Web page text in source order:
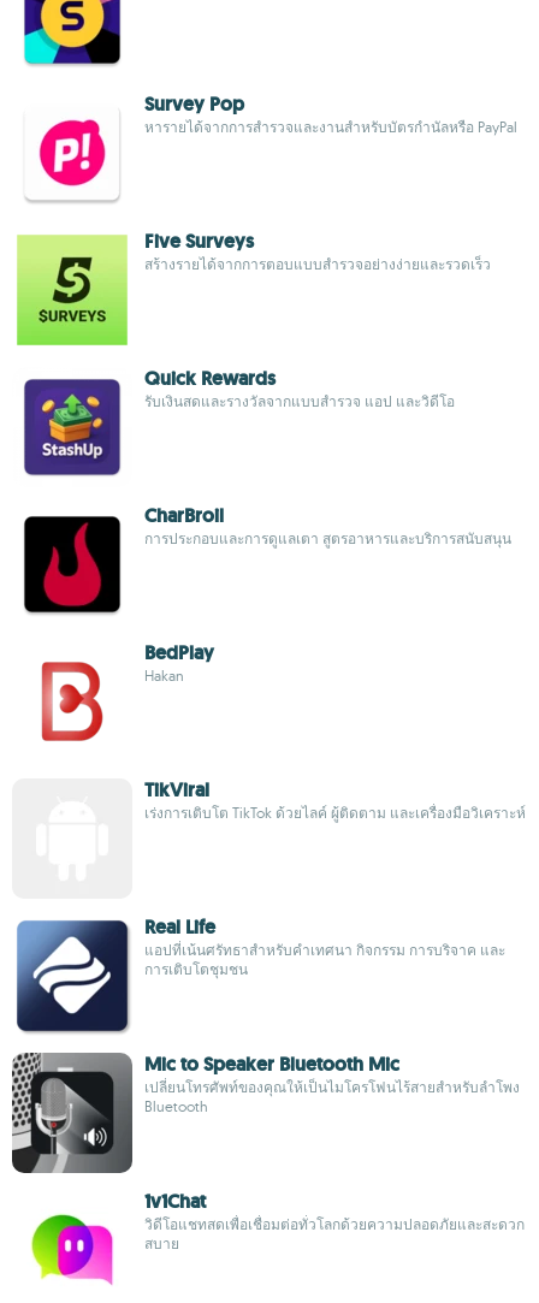
Survey Pop
หารายได้จากการสำรวจและงานสำหรับบัตรกำนัลหรือ PayPal
Five Surveys
สร้างรายได้จากการตอบแบบสำรวจอย่างง่ายและรวดเร็ว
Quick Rewards
รับเงินสดและรางวัลจากแบบสำรวจ แอป และวิดีโอ
CharBroil
การประกอบและการดูแลเตา สูตรอาหารและบริการสนับสนุน
BedPlay
Hakan
TikViral
เร่งการเติบโต TikTok ด้วยไลค์ ผู้ติดตาม และเครื่องมือวิเคราะห์
Real Life
แอปที่เน้นศรัทธาสำหรับคำเทศนา กิจกรรม การบริจาค และ
การเติบโตชุมชน
Mic to Speaker Bluetooth Mic
เปลี่ยนโทรศัพท์ของคุณให้เป็นไมโครโฟนไร้สายสำหรับลำโพง
Bluetooth
1v1Chat
วิดีโอแชทสดเพื่อเชื่อมต่อทั่วโลกด้วยความปลอดภัยและสะดวก
สบาย